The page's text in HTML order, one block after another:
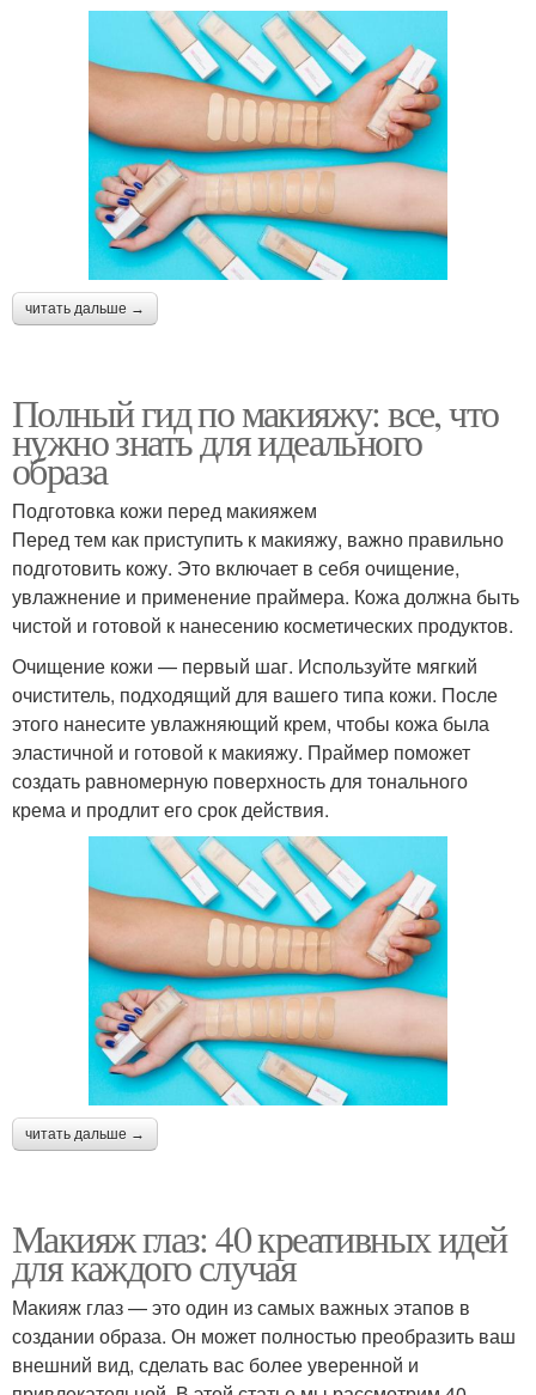
читать дальше →
Полный гид по макияжу: все, что
нужно знать для идеального
образа
Подготовка кожи перед макияжем
Перед тем как приступить к макияжу, важно правильно
подготовить кожу. Это включает в себя очищение,
увлажнение и применение праймера. Кожа должна быть
чистой и готовой к нанесению косметических продуктов.
Очищение кожи — первый шаг. Используйте мягкий
очиститель, подходящий для вашего типа кожи. После
этого нанесите увлажняющий крем, чтобы кожа была
эластичной и готовой к макияжу. Праймер поможет
создать равномерную поверхность для тонального
крема и продлит его срок действия.
читать дальше →
Макияж глаз: 40 креативных идей
для каждого случая
Макияж глаз — это один из самых важных этапов в
создании образа. Он может полностью преобразить ваш
внешний вид, сделать вас более уверенной и